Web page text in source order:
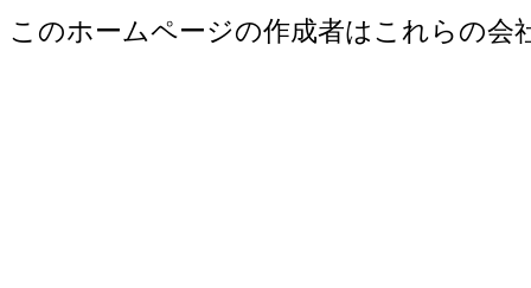
このホームページの作成者はこれらの